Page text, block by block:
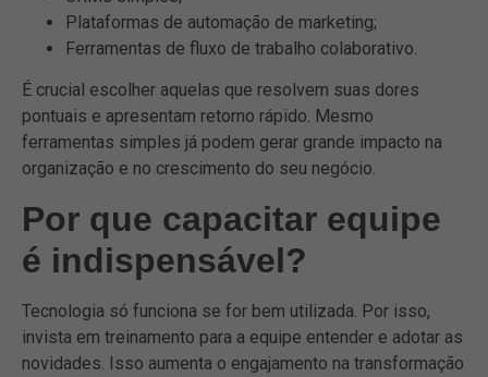
Plataformas de automação de marketing;
Ferramentas de fluxo de trabalho colaborativo.
É crucial escolher aquelas que resolvem suas dores
pontuais e apresentam retorno rápido. Mesmo
ferramentas simples já podem gerar grande impacto na
organização e no crescimento do seu negócio.
Por que capacitar equipe
é indispensável?
Tecnologia só funciona se for bem utilizada. Por isso,
invista em treinamento para a equipe entender e adotar as
novidades. Isso aumenta o engajamento na transformação